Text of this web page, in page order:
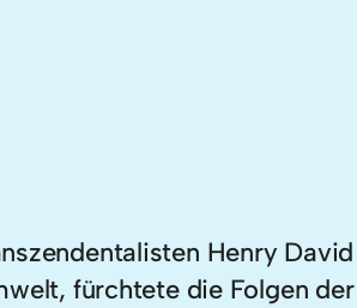
Henry
fürchtete die Folgen